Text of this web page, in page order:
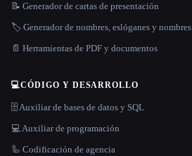
📝 Generador de cartas de presentación
🏷️ Generador de nombres, eslóganes y nombres
📄 Herramientas de PDF y documentos
💻CÓDIGO Y DESARROLLO
🗄️ Auxiliar de bases de datos y SQL
💻 Auxiliar de programación
🦾 Codificación de agencia